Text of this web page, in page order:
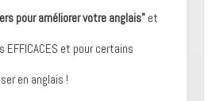
pour améliorer votre anglais" et
​EFFICACES et pour certains
en anglais !